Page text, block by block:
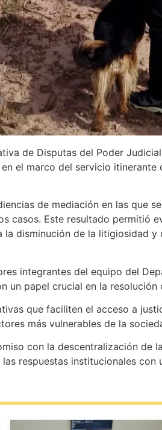
de Disputas del Poder
el marco del servicio
de mediación en las que
casos. Este resultado permitió
disminución de la litigiosidad
integrantes del equipo del
un papel crucial en la resolución
que faciliten el acceso a
más vulnerables de la
con la descentralización de
respuestas institucionales con